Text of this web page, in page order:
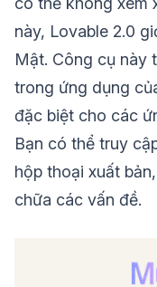
này, Lovable 2.0
Mật. Công cụ này
trong ứng dụng
đặc biệt cho các
Bạn có thể truy
hộp thoại xuất
chữa các vấn đề.